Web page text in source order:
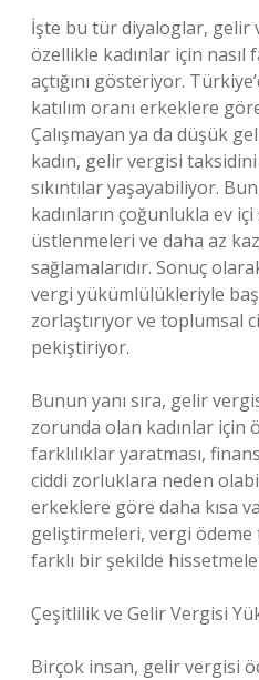
İşte bu tür diyaloglar, gelir
özellikle kadınlar için nasıl
açtığını gösteriyor.
katılım oranı erkeklere
Çalışmayan ya da düşük
kadın, gelir vergisi
sıkıntılar yaşayabiliyor.
kadınların çoğunlukla ev
üstlenmeleri ve daha az
sağlamalarıdır. Sonuç
vergi yükümlülükleriyle
zorlaştırıyor ve toplumsal
pekiştiriyor.
Bunun yanı sıra, gelir
zorunda olan kadınlar için
farklılıklar yaratması,
ciddi zorluklara neden
erkeklere göre daha kısa
geliştirmeleri, vergi
farklı bir şekilde
Çeşitlilik ve Gelir Vergisi
Birçok insan, gelir vergisi